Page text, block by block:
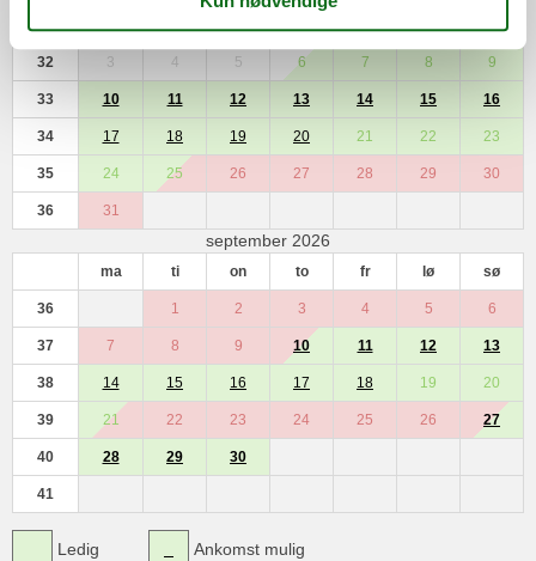
31 1 2
32 3 4 5 6 7 8 9
33 10 11 12 13 14 15 16
34 17 18 19 20 21 22 23
35 24 25 26 27 28 29 30
36 31
september 2026
ma ti on to fr lø sø
36 1 2 3 4 5 6
37 7 8 9 10 11 12 13
38 14 15 16 17 18 19 20
39 21 22 23 24 25 26 27
40 28 29 30
41
Ledig Ankomst mulig